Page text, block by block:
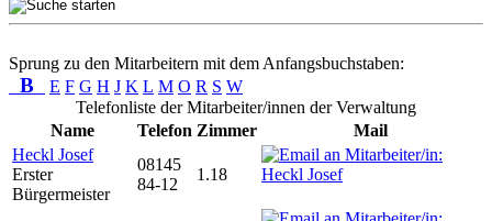
Sprung zu den Mitarbeitern mit dem Anfangsbuchstaben:
B E F G H J K L M O R S W
Telefonliste der Mitarbeiter/innen der Verwaltung
Name
Telefon Zimmer
Mail
Heckl Josef
Erster
Bürgermeister
08145
84-12
1.18